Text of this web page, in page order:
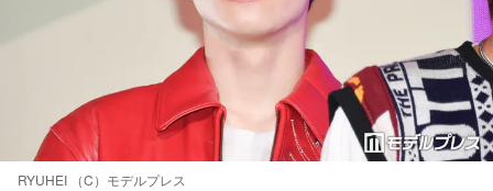
RYUHEI （C）モデルプレス